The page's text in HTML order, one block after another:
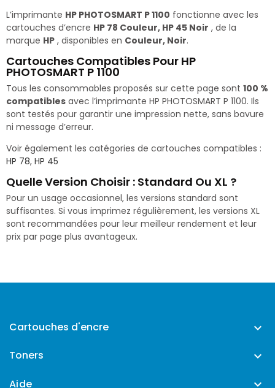
L’imprimante HP PHOTOSMART P 1100 fonctionne avec les
cartouches d’encre HP 78 Couleur, HP 45 Noir , de la
marque HP , disponibles en Couleur, Noir.
Cartouches Compatibles Pour HP
PHOTOSMART P 1100
Tous les consommables proposés sur cette page sont 100 %
compatibles avec l’imprimante HP PHOTOSMART P 1100. Ils
sont testés pour garantir une impression nette, sans bavure
ni message d’erreur.
Voir également les catégories de cartouches compatibles :
HP 78, HP 45
Quelle Version Choisir : Standard Ou XL ?
Pour un usage occasionnel, les versions standard sont
suffisantes. Si vous imprimez régulièrement, les versions XL
sont recommandées pour leur meilleur rendement et leur
prix par page plus avantageux.
Cartouches d'encre 
Toners 
Aide 